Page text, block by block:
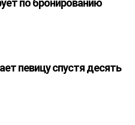
певицу спустя десять